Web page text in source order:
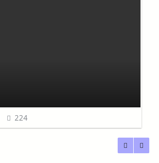
224